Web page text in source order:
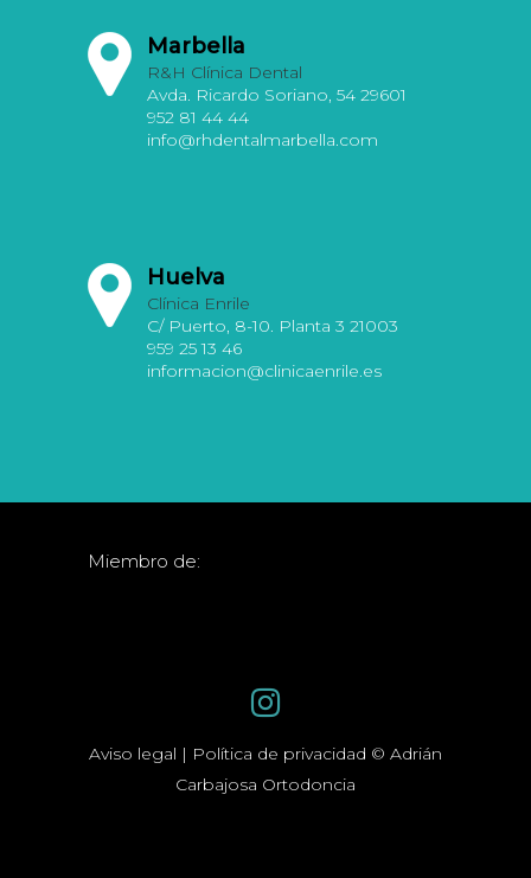
Marbella
R&H Clínica Dental
Avda. Ricardo Soriano, 54 29601
952 81 44 44
info@rhdentalmarbella.com
Huelva
Clínica Enrile
C/ Puerto, 8-10. Planta 3 21003
959 25 13 46
informacion@clinicaenrile.es
Miembro de:
Aviso legal | Política de privacidad © Adrián
Carbajosa Ortodoncia